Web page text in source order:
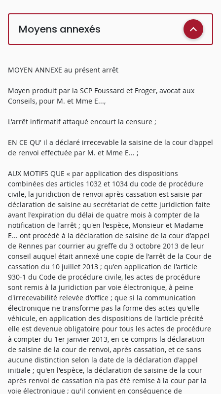
Moyens annexés
MOYEN ANNEXE au présent arrêt
Moyen produit par la SCP Foussard et Froger, avocat aux
Conseils, pour M. et Mme E...,
L'arrêt infirmatif attaqué encourt la censure ;
EN CE QU' il a déclaré irrecevable la saisine de la cour d'appel
de renvoi effectuée par M. et Mme E... ;
AUX MOTIFS QUE « par application des dispositions
combinées des articles 1032 et 1034 du code de procédure
civile, la juridiction de renvoi après cassation est saisie par
déclaration de saisine au secrétariat de cette juridiction faite
avant l'expiration du délai de quatre mois à compter de la
notification de l'arrêt ; qu'en l'espèce, Monsieur et Madame
E... ont procédé à la déclaration de saisine de la cour d'appel
de Rennes par courrier au greffe du 3 octobre 2013 de leur
conseil auquel était annexé une copie de l'arrêt de la Cour de
cassation du 10 juillet 2013 ; qu'en application de l'article
930-1 du Code de procédure civile, les actes de procédure
sont remis à la juridiction par voie électronique, à peine
d'irrecevabilité relevée d'office ; que si la communication
électronique ne transforme pas la forme des actes qu'elle
véhicule, en application des dispositions de l'article précité
elle est devenue obligatoire pour tous les actes de procédure
à compter du 1er janvier 2013, en ce compris la déclaration
de saisine de la cour de renvoi, après cassation, et ce sans
aucune distinction selon la date de la déclaration d'appel
initiale ; qu'en l'espèce, la déclaration de saisine de la cour
après renvoi de cassation n'a pas été remise à la cour par la
voie électronique ; qu'il convient en conséquence de